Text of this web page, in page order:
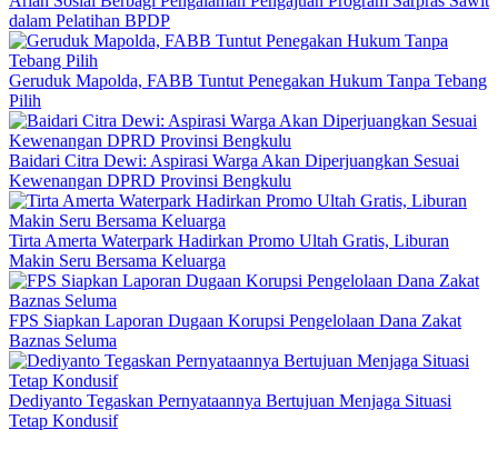
dalam Pelatihan BPDP
Geruduk Mapolda, FABB Tuntut Penegakan Hukum Tanpa Tebang
Pilih
Baidari Citra Dewi: Aspirasi Warga Akan Diperjuangkan Sesuai
Kewenangan DPRD Provinsi Bengkulu
Tirta Amerta Waterpark Hadirkan Promo Ultah Gratis, Liburan
Makin Seru Bersama Keluarga
FPS Siapkan Laporan Dugaan Korupsi Pengelolaan Dana Zakat
Baznas Seluma
Dediyanto Tegaskan Pernyataannya Bertujuan Menjaga Situasi
Tetap Kondusif